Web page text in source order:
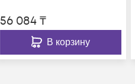
56 084₸
В корзину